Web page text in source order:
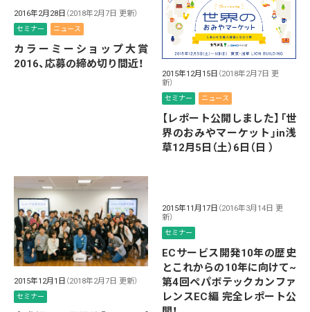
2016年2月28日 （2018年2月7日 更新）
セミナー ニュース
カラーミーショップ大賞
2016、応募の締め切り間近！
2015年12月15日 （2018年2月7日 更
新）
セミナー ニュース
【レポート公開しました】「世
界のおみやマーケット」in浅
草12月5日（土）6日（日 ）
2015年12月1日 （2018年2月7日 更新）
セミナー
2015年11月17日 （2016年3月14日 更
新）
セミナー
ECサービス開発10年の歴史
とこれからの10年に向けて~
第4回ペパボテックカンファ
レンスEC編 完全レポート公